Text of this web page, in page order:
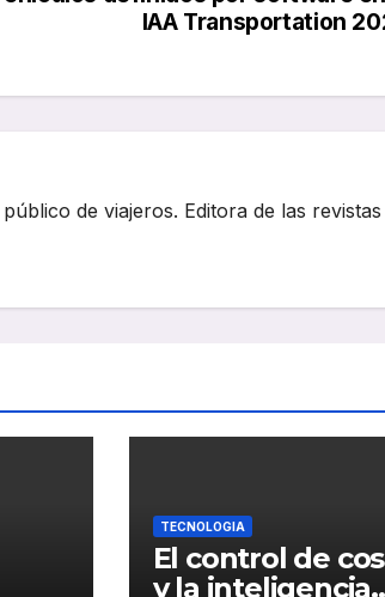
IAA Transportation
de viajeros. Editora de las revistas
TECNOLOGIA
El control de
y la inteligencia